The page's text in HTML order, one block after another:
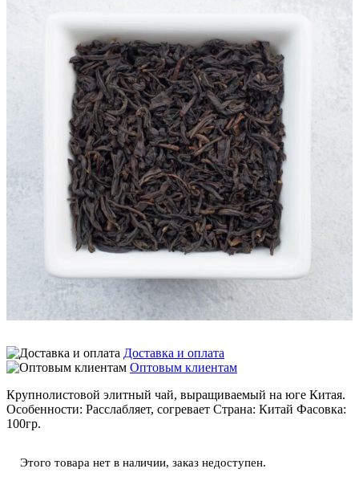
Доставка и оплата
Оптовым клиентам
Крупнолистовой элитный чай, выращиваемый на юге Китая.
Особенности: Расслабляет, согревает Страна: Китай Фасовка:
100гр.
Этого товара нет в наличии, заказ недоступен.